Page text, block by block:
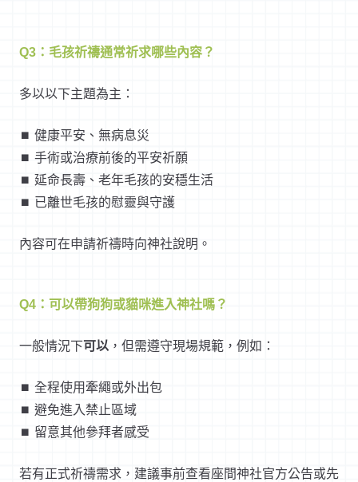
Q3：毛孩祈禱通常祈求哪些內容？
多以以下主題為主：
⏹︎ 健康平安、無病息災
⏹︎ 手術或治療前後的平安祈願
⏹︎ 延命長壽、老年毛孩的安穩生活
⏹︎ 已離世毛孩的慰靈與守護
內容可在申請祈禱時向神社說明。
Q4：可以帶狗狗或貓咪進入神社嗎？
一般情況下可以 ，但需遵守現場規範，例如：
⏹︎ 全程使用牽繩或外出包
⏹︎ 避免進入禁止區域
⏹︎ 留意其他參拜者感受
若有正式祈禱需求，建議事前查看座間神社官方公告或先